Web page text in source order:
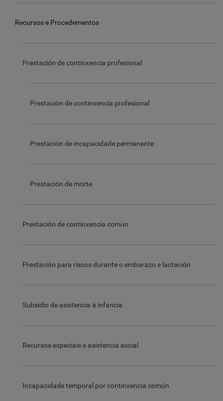
Recursos e Procedementos
Prestación de continxencia profesional
Prestación de continxencia profesional
Prestación de incapacidade permanente
Prestación de morte
Prestación de continxencia común
Prestación para riscos durante o embarazo e lactación
Subsidio de asistencia á infancia
Recursos especiais e asistencia social
Incapacidade temporal por continxencia común